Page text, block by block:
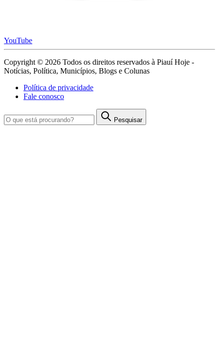
YouTube
Copyright © 2026 Todos os direitos reservados à Piauí Hoje -
Notícias, Política, Municípios, Blogs e Colunas
Política de privacidade
Fale conosco
Pesquisar